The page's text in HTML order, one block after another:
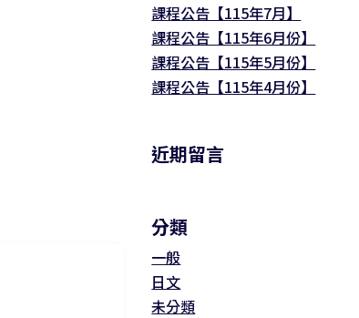
課程公告【115年7月】
課程公告【115年6月份】
課程公告【115年5月份】
課程公告【115年4月份】
近期留言
分類
一般
日文
未分類